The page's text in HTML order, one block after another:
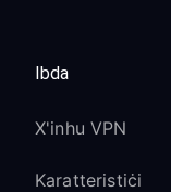
Ibda
X'inhu VPN
Karatteristiċi